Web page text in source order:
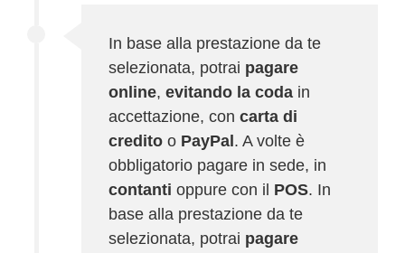
In base alla prestazione da te
selezionata, potrai pagare
online, evitando la coda in
accettazione, con carta di
credito o PayPal . A volte è
obbligatorio pagare in sede, in
contanti oppure con il POS. In
base alla prestazione da te
selezionata, potrai pagare